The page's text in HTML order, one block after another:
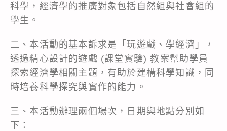
科學，經濟學的推廣對象包括自然組與社會組的
學生。
二、本活動的基本訴求是「玩遊戲、學經濟」，
透過精心設計的遊戲 (課堂實驗) 教案幫助學員
探索經濟學相關主題，有助於建構科學知識，同
時培養科學探究與實作的能力。
三、本活動辦理兩個場次，日期與地點分別如
下：